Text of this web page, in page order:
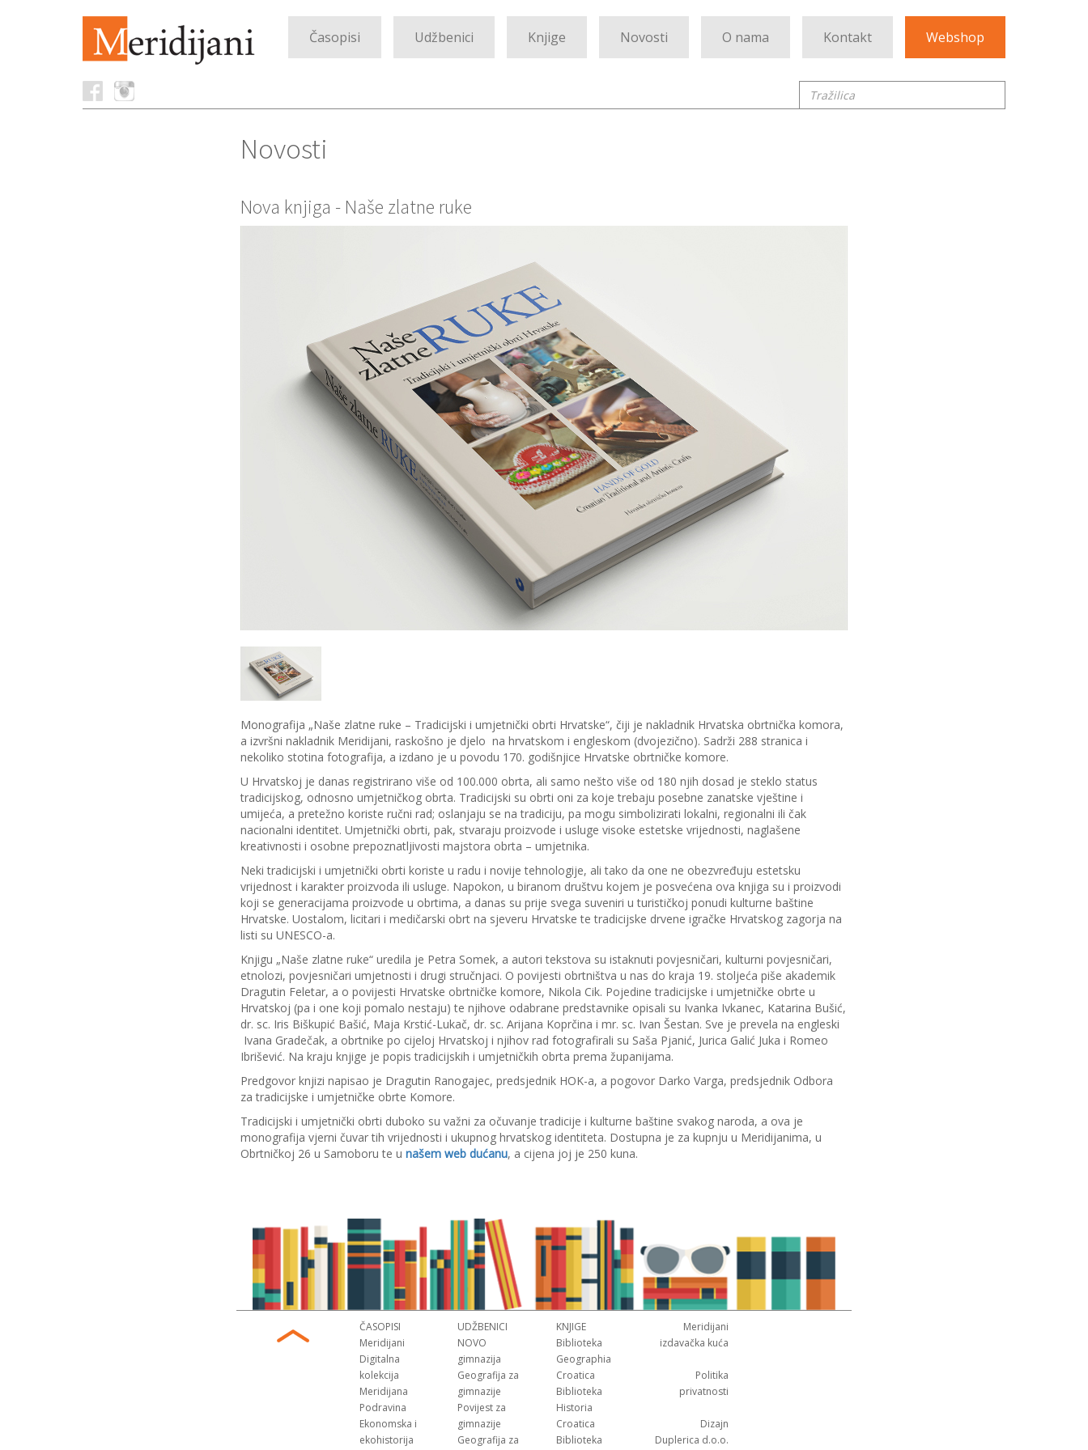
Časopisi Udžbenici Knjige Novosti O nama Kontakt Webshop
Tražilica
Novosti
Nova knjiga - Naše zlatne ruke
Monografija „Naše zlatne ruke – Tradicijski i umjetnički obrti Hrvatske“, čiji je nakladnik Hrvatska obrtnička komora,
a izvršni nakladnik Meridijani, raskošno je djelo na hrvatskom i engleskom (dvojezično). Sadrži 288 stranica i
nekoliko stotina fotografija, a izdano je u povodu 170. godišnjice Hrvatske obrtničke komore.
U Hrvatskoj je danas registrirano više od 100.000 obrta, ali samo nešto više od 180 njih dosad je steklo status
tradicijskog, odnosno umjetničkog obrta. Tradicijski su obrti oni za koje trebaju posebne zanatske vještine i
umijeća, a pretežno koriste ručni rad; oslanjaju se na tradiciju, pa mogu simbolizirati lokalni, regionalni ili čak
nacionalni identitet. Umjetnički obrti, pak, stvaraju proizvode i usluge visoke estetske vrijednosti, naglašene
kreativnosti i osobne prepoznatljivosti majstora obrta – umjetnika.
Neki tradicijski i umjetnički obrti koriste u radu i novije tehnologije, ali tako da one ne obezvređuju estetsku
vrijednost i karakter proizvoda ili usluge. Napokon, u biranom društvu kojem je posvećena ova knjiga su i proizvodi
koji se generacijama proizvode u obrtima, a danas su prije svega suveniri u turističkoj ponudi kulturne baštine
Hrvatske. Uostalom, licitari i medičarski obrt na sjeveru Hrvatske te tradicijske drvene igračke Hrvatskog zagorja na
listi su UNESCO-a.
Knjigu „Naše zlatne ruke“ uredila je Petra Somek, a autori tekstova su istaknuti povjesničari, kulturni povjesničari,
etnolozi, povjesničari umjetnosti i drugi stručnjaci. O povijesti obrtništva u nas do kraja 19. stoljeća piše akademik
Dragutin Feletar, a o povijesti Hrvatske obrtničke komore, Nikola Cik. Pojedine tradicijske i umjetničke obrte u
Hrvatskoj (pa i one koji pomalo nestaju) te njihove odabrane predstavnike opisali su Ivanka Ivkanec, Katarina Bušić,
dr. sc. Iris Biškupić Bašić, Maja Krstić-Lukač, dr. sc. Arijana Koprčina i mr. sc. Ivan Šestan. Sve je prevela na engleski
Ivana Gradečak, a obrtnike po cijeloj Hrvatskoj i njihov rad fotografirali su Saša Pjanić, Jurica Galić Juka i Romeo
Ibrišević. Na kraju knjige je popis tradicijskih i umjetničkih obrta prema županijama.
Predgovor knjizi napisao je Dragutin Ranogajec, predsjednik HOK-a, a pogovor Darko Varga, predsjednik Odbora
za tradicijske i umjetničke obrte Komore.
Tradicijski i umjetnički obrti duboko su važni za očuvanje tradicije i kulturne baštine svakog naroda, a ova je
monografija vjerni čuvar tih vrijednosti i ukupnog hrvatskog identiteta. Dostupna je za kupnju u Meridijanima, u
Obrtničkoj 26 u Samoboru te u našem web dućanu, a cijena joj je 250 kuna.
ČASOPISI
Meridijani
Digitalna
kolekcija
Meridijana
Podravina
Ekonomska i
ekohistorija
UDŽBENICI
NOVO
gimnazija
Geografija za
gimnazije
Povijest za
gimnazije
Geografija za
KNJIGE
Biblioteka
Geographia
Croatica
Biblioteka
Historia
Croatica
Biblioteka
Meridijani
izdavačka kuća
Politika
privatnosti
Dizajn
Duplerica d.o.o.